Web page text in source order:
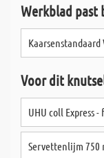
Werkblad past
Kaarsenstandaard
Voor dit
UHU coll Express -
Servettenlijm 750